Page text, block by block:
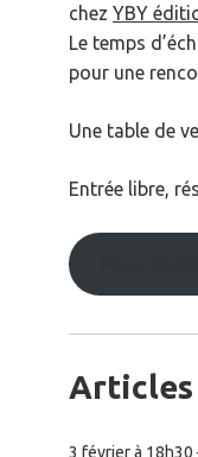
chez YBY
Le temps
pour une
Une table de
Entrée libre,
3 février à 18h30